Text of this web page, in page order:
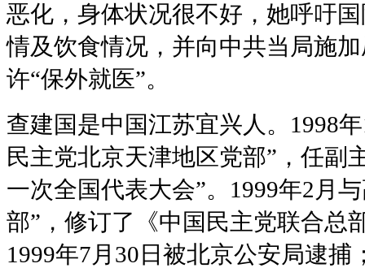
恶化，身体状况很不好，她呼吁
情及饮食情况，并向中共当局施
许“保外就医”。
查建国是中国江苏宜兴人。1998
民主党北京天津地区党部”，任副
一次全国代表大会”。1999年2月
部”，修订了《中国民主党联合总
1999年7月30日被北京公安局逮